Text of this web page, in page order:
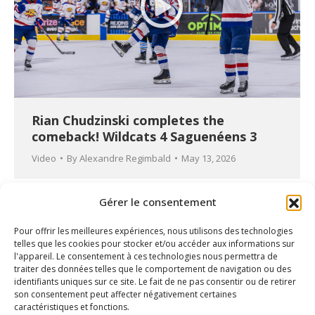
Gérer le consentement
Pour offrir les meilleures expériences, nous utilisons des technologies
telles que les cookies pour stocker et/ou accéder aux informations sur
l'appareil. Le consentement à ces technologies nous permettra de
traiter des données telles que le comportement de navigation ou des
identifiants uniques sur ce site. Le fait de ne pas consentir ou de retirer
son consentement peut affecter négativement certaines
caractéristiques et fonctions.
Rian Chudzinski completes the
comeback! Wildcats 4 Saguenéens 3
Video ByAlexandre Regimbald May 13, 2026